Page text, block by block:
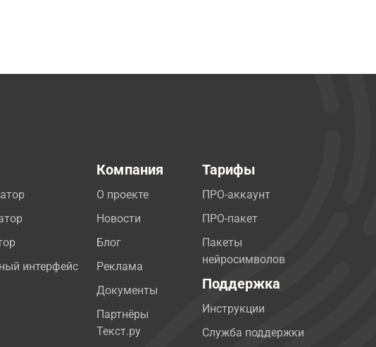
интерфейс
Компания
О проекте
Новости
Блог
Реклама
Документы
Партнёры
Текст.ру
Тарифы
ПРО-аккаунт
ПРО-пакет
Пакеты
нейросимволов
Поддержка
Инструкции
Служба поддержки